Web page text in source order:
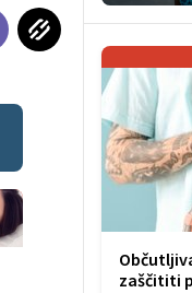
zaščititi